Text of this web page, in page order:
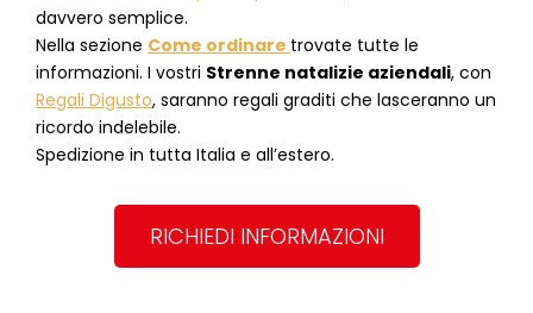
davvero semplice.
Nella sezione Come ordinare trovate tutte le
informazioni. I vostri Strenne natalizie aziendali, con
Regali Digusto, saranno regali graditi che lasceranno un
ricordo indelebile.
Spedizione in tutta Italia e all’estero.
RICHIEDI INFORMAZIONI